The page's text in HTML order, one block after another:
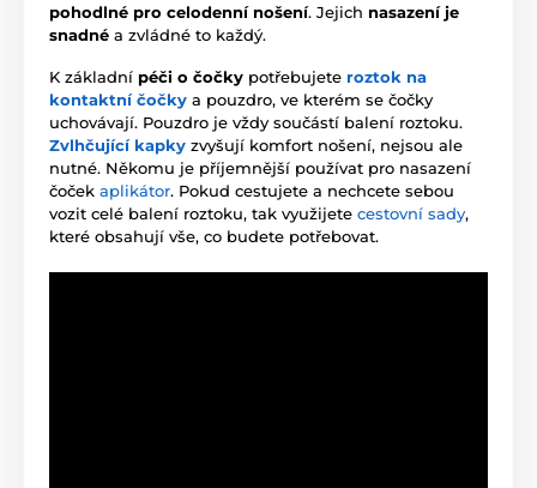
pohodlné pro celodenní nošení. Jejich nasazení je
snadné a zvládné to každý.
K základní péči o čočky potřebujete roztok na
kontaktní čočky a pouzdro, ve kterém se čočky
uchovávají. Pouzdro je vždy součástí balení roztoku.
Zvlhčující kapky zvyšují komfort nošení, nejsou ale
nutné. Někomu je příjemnější používat pro nasazení
čoček aplikátor. Pokud cestujete a nechcete sebou
vozit celé balení roztoku, tak využijete cestovní sady,
které obsahují vše, co budete potřebovat.